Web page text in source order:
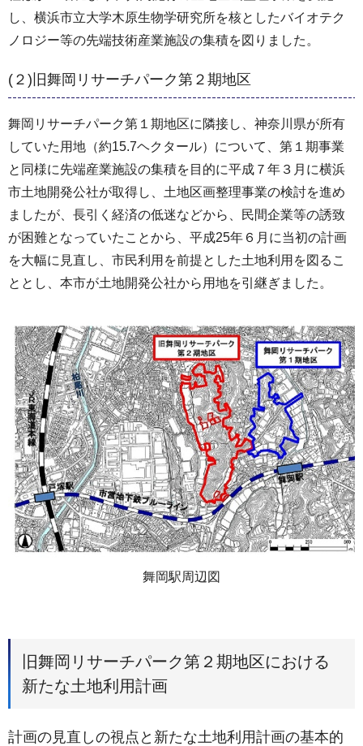
し、横浜市立大学木原生物学研究所を核としたバイオテク
ノロジー等の先端技術産業施設の集積を図りました。
(２)旧舞岡リサーチパーク第２期地区
舞岡リサーチパーク第１期地区に隣接し、神奈川県が所有
していた用地（約15.7ヘクタール）について、第１期事業
と同様に先端産業施設の集積を目的に平成７年３月に横浜
市土地開発公社が取得し、土地区画整理事業の検討を進め
ましたが、長引く経済の低迷などから、民間企業等の誘致
が困難となっていたことから、平成25年６月に当初の計画
を大幅に見直し、市民利用を前提とした土地利用を図るこ
ととし、本市が土地開発公社から用地を引継ぎました。
舞岡駅周辺図
旧舞岡リサーチパーク第２期地区における
新たな土地利用計画
計画の見直しの視点と新たな土地利用計画の基本的